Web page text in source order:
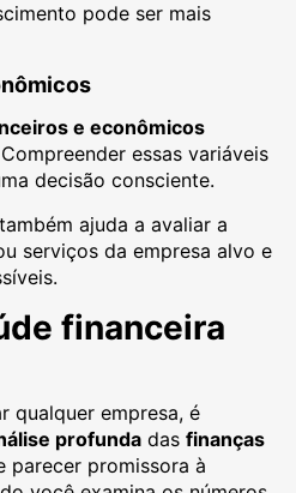
pode ser mais
e econômicos
Compreender essas variáveis
decisão consciente.
ajuda a avaliar a
serviços da empresa alvo e
financeira
qualquer empresa, é
profunda das finanças
parecer promissora à